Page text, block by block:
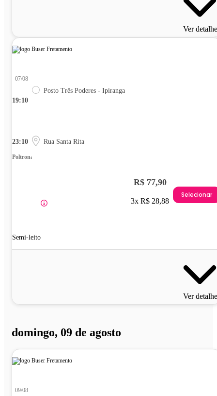
Ver
19:10
07/08
Posto Três Poderes - Ipiranga
23:10 Rua Santa Rita
Poltrona
Semi-leito
R$ 77,90
3x R$ 28,88
Selecionar
Ver
domingo, 09 de agosto
09/08